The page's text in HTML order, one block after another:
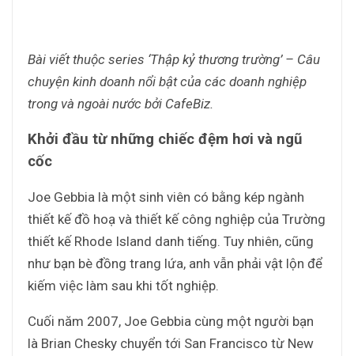
Bài viết thuộc series ‘Thập kỷ thương trường’ – Câu
chuyện kinh doanh nổi bật của các doanh nghiệp
trong và ngoài nước bởi CafeBiz.
Khởi đầu từ những chiếc đệm hơi và ngũ
cốc
Joe Gebbia là một sinh viên có bằng kép ngành
thiết kế đồ hoạ và thiết kế công nghiệp của Trường
thiết kế Rhode Island danh tiếng. Tuy nhiên, cũng
như bạn bè đồng trang lứa, anh vẫn phải vật lộn để
kiếm việc làm sau khi tốt nghiệp.
Cuối năm 2007, Joe Gebbia cùng một người bạn
là Brian Chesky chuyển tới San Francisco từ New